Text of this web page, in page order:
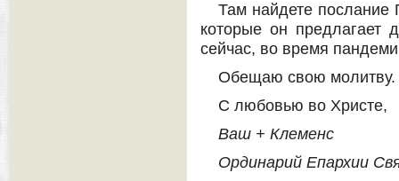
Там найдете
которые он предлагает
сейчас, во время
Обещаю свою молитву.
С любовью во Христе,
Ваш + Клеменс
Ординарий Епархии